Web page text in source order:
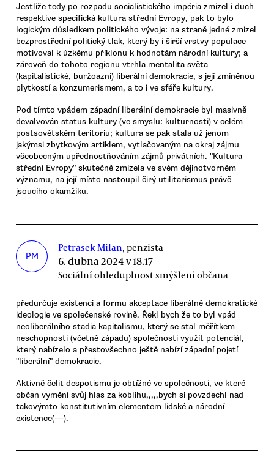
Jestliže tedy po rozpadu socialistického impéria zmizel i duch
respektive specifická kultura střední Evropy, pak to bylo
logickým důsledkem politického vývoje: na straně jedné zmizel
bezprostřední politický tlak, který by i širší vrstvy populace
motivoval k úzkému příklonu k hodnotám národní kultury; a
zároveň do tohoto regionu vtrhla mentalita světa
(kapitalistické, buržoazní) liberální demokracie, s její zmíněnou
plytkostí a konzumerismem, a to i ve sféře kultury.
Pod tímto vpádem západní liberální demokracie byl masivně
devalvován status kultury (ve smyslu: kulturnosti) v celém
postsovětském teritoriu; kultura se pak stala už jenom
jakýmsi zbytkovým artiklem, vytlačovaným na okraj zájmu
všeobecným upřednostňováním zájmů privátních. "Kultura
střední Evropy" skutečně zmizela ve svém dějinotvorném
významu, na její místo nastoupil čirý utilitarismus právě
jsoucího okamžiku.
PM
Petrasek Milan, penzista
6. dubna 2024 v 18.17
Sociální ohleduplnost smýšlení občana
předurčuje existenci a formu akceptace liberálně demokratické
ideologie ve společenské rovině. Řekl bych že to byl vpád
neoliberálního stadia kapitalismu, který se stal měřítkem
neschopnosti (včetně západu) společnosti využít potenciál,
který nabízelo a přestovšechno ještě nabízí západní pojetí
"liberální" demokracie.
Aktivně čelit despotismu je obtížné ve společnosti, ve které
občan vymění svůj hlas za koblihu,,,,,bych si povzdechl nad
takovýmto konstitutivním elementem lidské a národní
existence(---).